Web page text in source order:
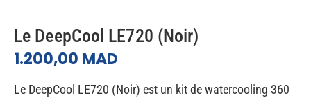
Le DeepCool LE720 (Noir)
1.200,00 MAD
Le DeepCool LE720 (Noir) est un kit de watercooling 360